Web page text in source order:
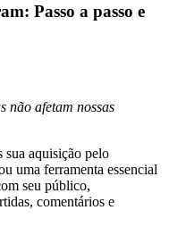
Passo a passo e
não afetam nossas
sua aquisição pelo
uma ferramenta essencial
seu público,
comentários e